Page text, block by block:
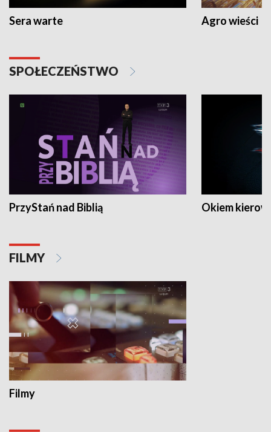
Sera warte Agro wieści
SPOŁECZEŃSTWO
PrzyStań nad Biblią Okiem
FILMY
Filmy